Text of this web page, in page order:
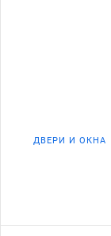
ДВЕРИ И ОКНА